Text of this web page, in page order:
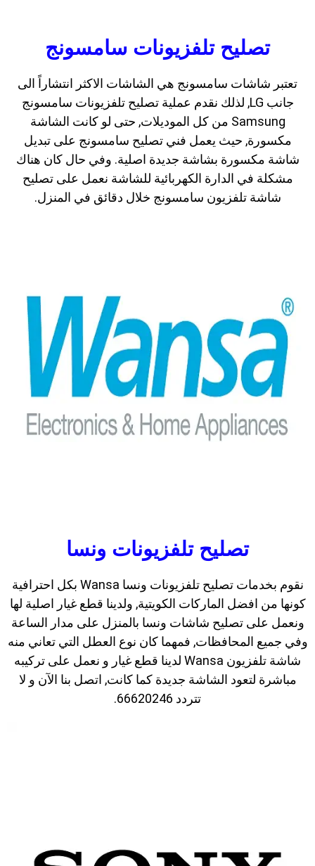
تصليح تلفزيونات سامسونج
تعتبر شاشات سامسونج هي الشاشات الاكثر انتشاراً الى
جانب LG, لذلك نقدم عملية تصليح تلفزيونات سامسونج
Samsung من كل الموديلات, حتى لو كانت الشاشة
مكسورة, حيث يعمل فني تصليح سامسونج على تبديل
شاشة مكسورة بشاشة جديدة اصلية. وفي حال كان هناك
مشكلة في الدارة الكهربائية للشاشة نعمل على تصليح
شاشة تلفزيون سامسونج خلال دقائق في المنزل.
تصليح تلفزيونات ونسا
نقوم بخدمات تصليح تلفزيونات ونسا Wansa بكل احترافية
كونها من افضل الماركات الكويتية, ولدينا قطع غيار اصلية لها
ونعمل على تصليح شاشات ونسا بالمنزل على مدار الساعة
وفي جميع المحافظات, فمهما كان نوع العطل التي تعاني منه
شاشة تلفزيون Wansa لدينا قطع غيار و نعمل على تركيبه
مباشرة لتعود الشاشة جديدة كما كانت, اتصل بنا الآن و لا
تتردد 66620246.